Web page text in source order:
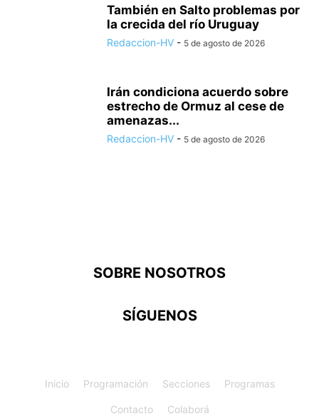
También en Salto problemas por
la crecida del río Uruguay
Redaccion-HV - 5 de agosto de 2026
Irán condiciona acuerdo sobre
estrecho de Ormuz al cese de
amenazas...
Redaccion-HV - 5 de agosto de 2026
SOBRE NOSOTROS
SÍGUENOS
Inicio Programación Secciones Programas
Contacto Colaborá